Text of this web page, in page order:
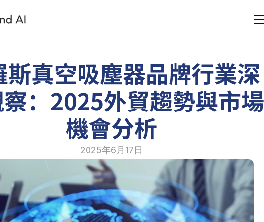
斯真空吸塵器品牌行業深
：2025外貿趨勢與市場
機會分析
2025年6月17日